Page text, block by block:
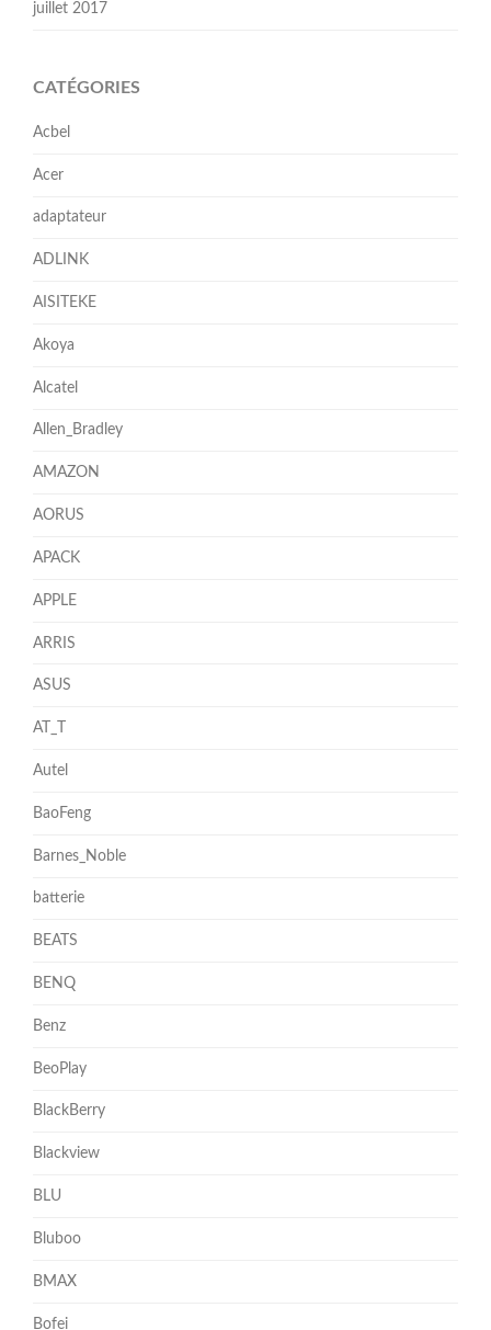
juillet 2017
CATÉGORIES
Acbel
Acer
adaptateur
ADLINK
AISITEKE
Akoya
Alcatel
Allen_Bradley
AMAZON
AORUS
APACK
APPLE
ARRIS
ASUS
AT_T
Autel
BaoFeng
Barnes_Noble
batterie
BEATS
BENQ
Benz
BeoPlay
BlackBerry
Blackview
BLU
Bluboo
BMAX
Bofei